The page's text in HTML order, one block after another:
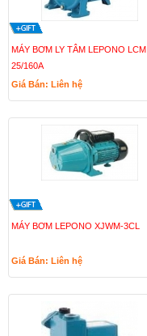
MÁY BƠM LY TÂM LEPONO LCM
25/160A
Giá Bán: Liên hệ
MÁY BƠM LEPONO XJWM-3CL
Giá Bán: Liên hệ